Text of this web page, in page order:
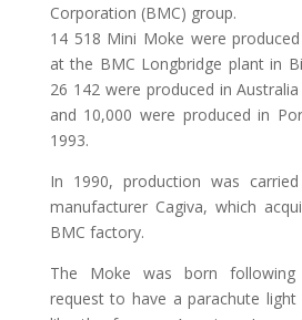
Corporation (BMC) group.
14 518 Mini Moke were
at the BMC Longbridge plant in
26 142 were produced in
and 10,000 were produced in
1993.
In 1990, production was
manufacturer Cagiva, which
BMC factory.
The Moke was born following
request to have a parachute